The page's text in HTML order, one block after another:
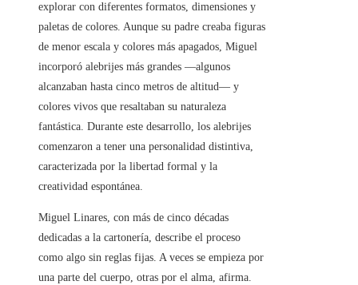
explorar con diferentes formatos, dimensiones y
paletas de colores. Aunque su padre creaba figuras
de menor escala y colores más apagados, Miguel
incorporó alebrijes más grandes —algunos
alcanzaban hasta cinco metros de altitud— y
colores vivos que resaltaban su naturaleza
fantástica. Durante este desarrollo, los alebrijes
comenzaron a tener una personalidad distintiva,
caracterizada por la libertad formal y la
creatividad espontánea.
Miguel Linares, con más de cinco décadas
dedicadas a la cartonería, describe el proceso
como algo sin reglas fijas. A veces se empieza por
una parte del cuerpo, otras por el alma, afirma.